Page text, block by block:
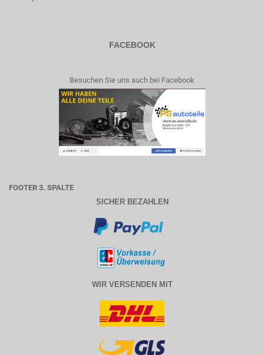
FACEBOOK
Besuchen Sie uns auch bei Facebook
FOOTER 3. SPALTE
SICHER BEZAHLEN
WIR VERSENDEN MIT